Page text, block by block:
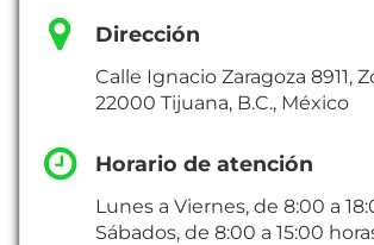
Dirección
Calle Ignacio Zaragoza 8911,
22000 Tijuana, B.C., México
Horario de atención
Lunes a Viernes, de 8:00 a
Sábados, de 8:00 a 15:00